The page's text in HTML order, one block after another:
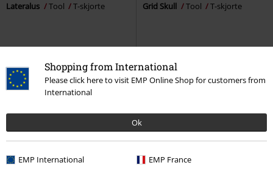
Shopping from International
Please click here to visit EMP Online Shop for customers from
International
Ok
EMP International EMP France
Lateralus Tool T-skjorte Grid Skull Tool T-skjorte